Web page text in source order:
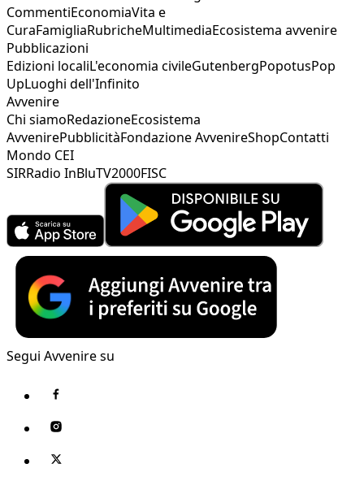
CommentiEconomiaVita e
CuraFamigliaRubricheMultimediaEcosistema avvenire
Pubblicazioni
Edizioni localiL'economia civileGutenbergPopotusPop
UpLuoghi dell'Infinito
Avvenire
Chi siamoRedazioneEcosistema
AvvenirePubblicitàFondazione AvvenireShopContatti
Mondo CEI
SIRRadio InBluTV2000FISC
Segui Avvenire su